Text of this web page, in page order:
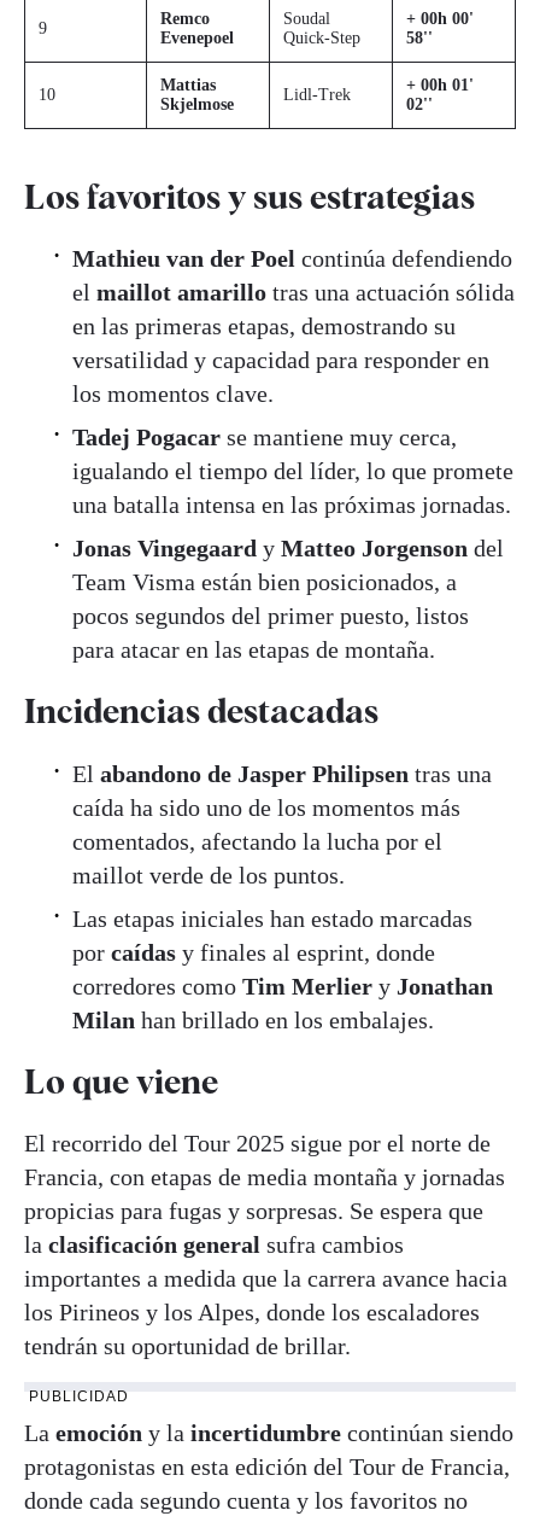
9
Remco
Evenepoel
Soudal
Quick-Step
+ 00h 00'
58''
10
Mattias
Skjelmose
Lidl-Trek
+ 00h 01'
02''
Los favoritos y sus estrategias
Mathieu van der Poel continúa defendiendo
el maillot amarillo tras una actuación sólida
en las primeras etapas, demostrando su
versatilidad y capacidad para responder en
los momentos clave.
Tadej Pogacar se mantiene muy cerca,
igualando el tiempo del líder, lo que promete
una batalla intensa en las próximas jornadas.
Jonas Vingegaard y Matteo Jorgenson del
Team Visma están bien posicionados, a
pocos segundos del primer puesto, listos
para atacar en las etapas de montaña.
Incidencias destacadas
El abandono de Jasper Philipsen tras una
caída ha sido uno de los momentos más
comentados, afectando la lucha por el
maillot verde de los puntos.
Las etapas iniciales han estado marcadas
por caídas y finales al esprint, donde
corredores como Tim Merlier y Jonathan
Milan han brillado en los embalajes.
Lo que viene
El recorrido del Tour 2025 sigue por el norte de
Francia, con etapas de media montaña y jornadas
propicias para fugas y sorpresas. Se espera que
la clasificación general sufra cambios
importantes a medida que la carrera avance hacia
los Pirineos y los Alpes, donde los escaladores
tendrán su oportunidad de brillar.
PUBLICIDAD
La emoción y la incertidumbre continúan siendo
protagonistas en esta edición del Tour de Francia,
donde cada segundo cuenta y los favoritos no